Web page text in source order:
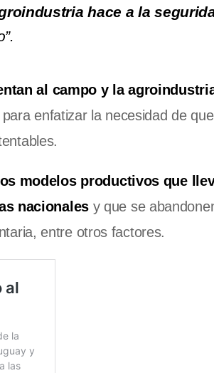
hace a la
al campo y la
enfatizar la necesidad de
modelos productivos que
nacionalesy que se
entre otros factores.